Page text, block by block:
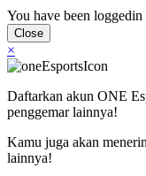
You have been loggedin
Close
×
Daftarkan akun ONE
penggemar lainnya!
Kamu juga akan
lainnya!